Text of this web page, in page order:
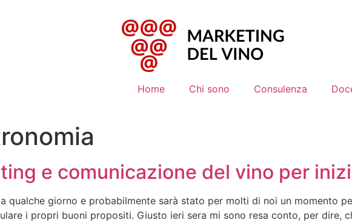
Home Chi sono Consulenza
e comunicazione del vino per
qualche giorno e probabilmente sarà stato per molti di noi un momento
i propri buoni propositi. Giusto ieri sera mi sono resa conto, per dire,